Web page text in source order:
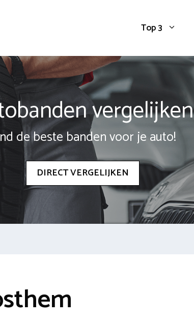
Top 3
vergelijken
de beste banden voor je auto!
DIRECT VERGELIJKEN